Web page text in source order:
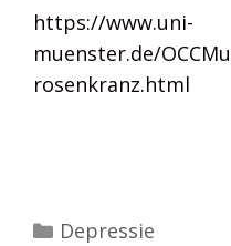
https://www.uni-
muenster.de/
rosenkranz.html
Categorieën
Depressie